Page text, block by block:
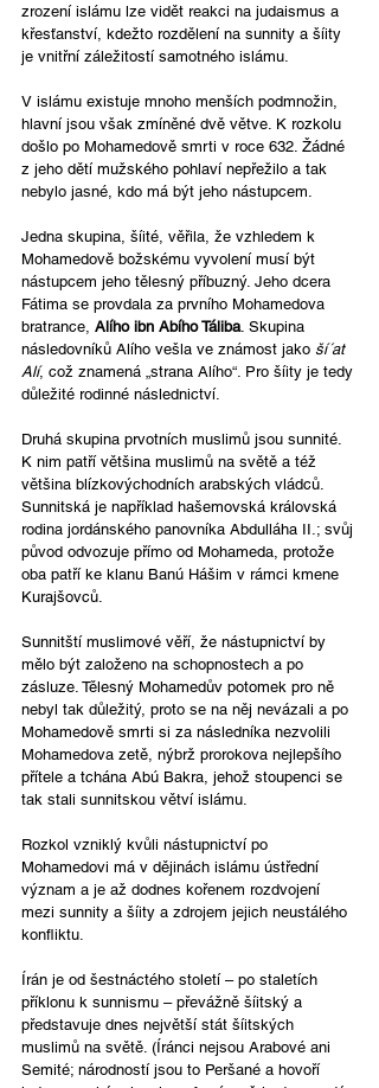
zrození islámu lze vidět reakci na judaismus a
křesťanství, kdežto rozdělení na sunnity a šíity
je vnitřní záležitostí samotného islámu.
V islámu existuje mnoho menších podmnožin,
hlavní jsou však zmíněné dvě větve. K rozkolu
došlo po Mohamedově smrti v roce 632. Žádné
z jeho dětí mužského pohlaví nepřežilo a tak
nebylo jasné, kdo má být jeho nástupcem.
Jedna skupina, šíité, věřila, že vzhledem k
Mohamedově božskému vyvolení musí být
nástupcem jeho tělesný příbuzný. Jeho dcera
Fátima se provdala za prvního Mohamedova
bratrance, Alího ibn Abího Táliba. Skupina
následovníků Alího vešla ve známost jako ší´at
Alí, což znamená „strana Alího“. Pro šíity je tedy
důležité rodinné následnictví.
Druhá skupina prvotních muslimů jsou sunnité.
K nim patří většina muslimů na světě a též
většina blízkovýchodních arabských vládců.
Sunnitská je například hašemovská královská
rodina jordánského panovníka Abdulláha II.; svůj
původ odvozuje přímo od Mohameda, protože
oba patří ke klanu Banú Hášim v rámci kmene
Kurajšovců.
Sunnitští muslimové věří, že nástupnictví by
mělo být založeno na schopnostech a po
zásluze. Tělesný Mohamedův potomek pro ně
nebyl tak důležitý, proto se na něj nevázali a po
Mohamedově smrti si za následníka nezvolili
Mohamedova zetě, nýbrž prorokova nejlepšího
přítele a tchána Abú Bakra, jehož stoupenci se
tak stali sunnitskou větví islámu.
Rozkol vzniklý kvůli nástupnictví po
Mohamedovi má v dějinách islámu ústřední
význam a je až dodnes kořenem rozdvojení
mezi sunnity a šíity a zdrojem jejich neustálého
konfliktu.
Írán je od šestnáctého století – po staletích
příklonu k sunnismu – převážně šíitský a
představuje dnes největší stát šíitských
muslimů na světě. (Íránci nejsou Arabové ani
Semité; národností jsou to Peršané a hovoří